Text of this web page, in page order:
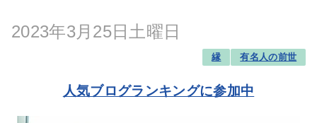
2023年3月25日土曜日
縁 有名人の前世
人気ブログランキングに参加中